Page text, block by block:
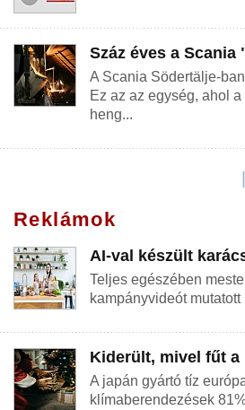
Száz éves a Scania
A Scania Södertälje-
Ez az az egység, ahol
heng...
Reklámok
AI-val készült
Teljes egészében
kampányvideót
Kiderült, mivel fűt
A japán gyártó tíz
klímaberendezések